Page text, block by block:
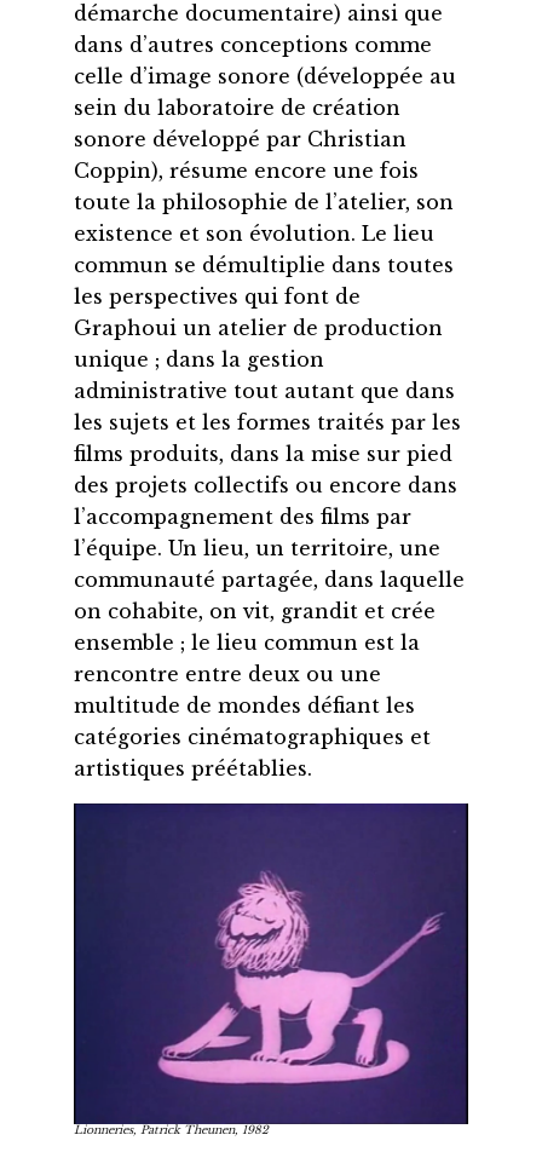
démarche documentaire) ainsi que
dans d’autres conceptions comme
celle d’image sonore (développée au
sein du laboratoire de création
sonore développé par Christian
Coppin), résume encore une fois
toute la philosophie de l’atelier, son
existence et son évolution. Le lieu
commun se démultiplie dans toutes
les perspectives qui font de
Graphoui un atelier de production
unique ; dans la gestion
administrative tout autant que dans
les sujets et les formes traités par les
films produits, dans la mise sur pied
des projets collectifs ou encore dans
l’accompagnement des films par
l’équipe. Un lieu, un territoire, une
communauté partagée, dans laquelle
on cohabite, on vit, grandit et crée
ensemble ; le lieu commun est la
rencontre entre deux ou une
multitude de mondes défiant les
catégories cinématographiques et
artistiques préétablies.
Lionneries, Patrick Theunen, 1982